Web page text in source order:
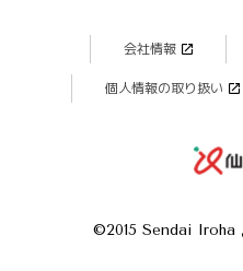
会社情報
個人情報の取り扱い
©2015 Sendai Iroha